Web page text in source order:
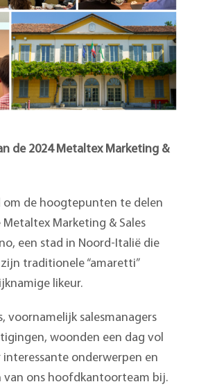
de 2024 Metaltex Marketing &
om de hoogtepunten te delen
Marketing & Sales
een stad in Noord-Italië die
traditionele “amaretti”
likeur.
voornamelijk salesmanagers
woonden een dag vol
onderwerpen en
van ons hoofdkantoorteam bij.